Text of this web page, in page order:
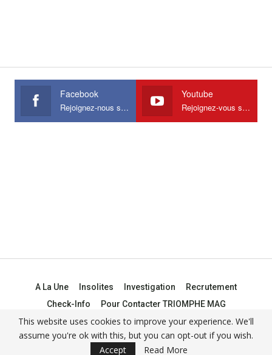
Facebook
Rejoignez-nous sur Facebook
Youtube
Rejoignez-vous sur Youtube
A La Une Insolites Investigation
Recrutement
Check-Info
Pour Contacter TRIOMPHE MAG
© 2021 -Triomphe Mag
This website uses cookies to improve your experience. We'll
assume you're ok with this, but you can opt-out if you wish.
Accept
Read More